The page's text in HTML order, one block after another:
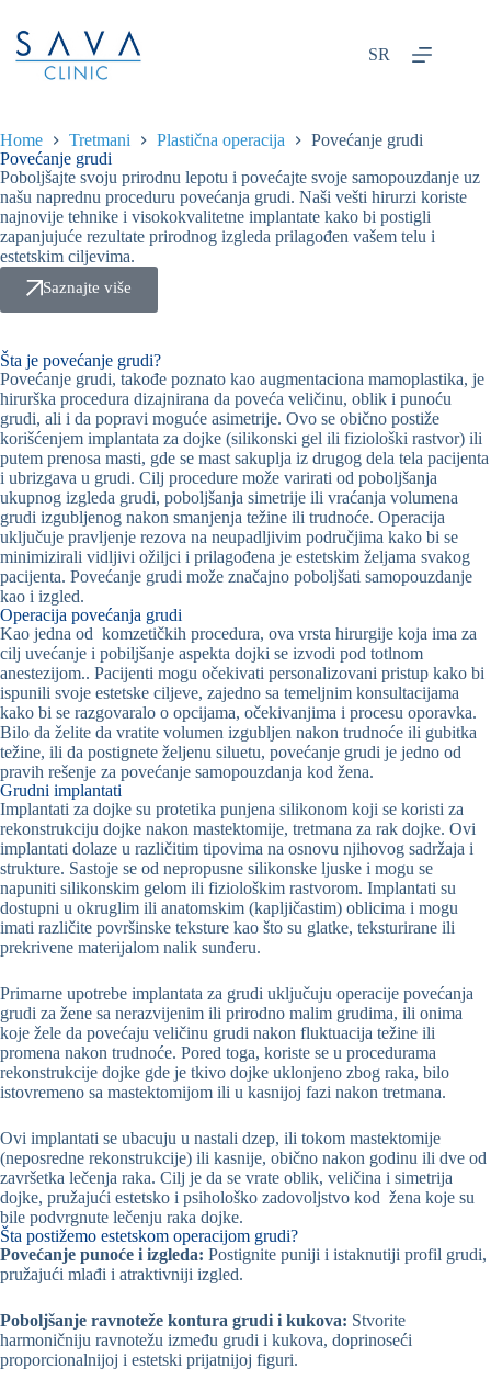
SR
Home Tretmani Plastična operacija
Povećanje grudi
Povećanje grudi
Poboljšajte svoju prirodnu lepotu i povećajte svoje samopouzdanje uz
našu naprednu proceduru povećanja grudi. Naši vešti hirurzi koriste
najnovije tehnike i visokokvalitetne implantate kako bi postigli
zapanjujuće rezultate prirodnog izgleda prilagođen vašem telu i
estetskim ciljevima.
Saznajte više
Šta je povećanje grudi?
Povećanje grudi, takođe poznato kao augmentaciona mamoplastika, je
hirurška procedura dizajnirana da poveća veličinu, oblik i punoću
grudi, ali i da popravi moguće asimetrije. Ovo se obično postiže
korišćenjem implantata za dojke (silikonski gel ili fiziološki rastvor) ili
putem prenosa masti, gde se mast sakuplja iz drugog dela tela pacijenta
i ubrizgava u grudi. Cilj procedure može varirati od poboljšanja
ukupnog izgleda grudi, poboljšanja simetrije ili vraćanja volumena
grudi izgubljenog nakon smanjenja težine ili trudnoće. Operacija
uključuje pravljenje rezova na neupadljivim područjima kako bi se
minimizirali vidljivi ožiljci i prilagođena je estetskim željama svakog
pacijenta. Povećanje grudi može značajno poboljšati samopouzdanje
kao i izgled.
Operacija povećanja grudi
Kao jedna od komzetičkih procedura, ova vrsta hirurgije koja ima za
cilj uvećanje i pobiljšanje aspekta dojki se izvodi pod totlnom
anestezijom.. Pacijenti mogu očekivati personalizovani pristup kako bi
ispunili svoje estetske ciljeve, zajedno sa temeljnim konsultacijama
kako bi se razgovaralo o opcijama, očekivanjima i procesu oporavka.
Bilo da želite da vratite volumen izgubljen nakon trudnoće ili gubitka
težine, ili da postignete željenu siluetu, povećanje grudi je jedno od
pravih rešenje za povećanje samopouzdanja kod žena.
Grudni implantati
Implantati za dojke su protetika punjena silikonom koji se koristi za
rekonstrukciju dojke nakon mastektomije, tretmana za rak dojke. Ovi
implantati dolaze u različitim tipovima na osnovu njihovog sadržaja i
strukture. Sastoje se od nepropusne silikonske ljuske i mogu se
napuniti silikonskim gelom ili fiziološkim rastvorom. Implantati su
dostupni u okruglim ili anatomskim (kapljičastim) oblicima i mogu
imati različite površinske teksture kao što su glatke, teksturirane ili
prekrivene materijalom nalik sunđeru.
Primarne upotrebe implantata za grudi uključuju operacije povećanja
grudi za žene sa nerazvijenim ili prirodno malim grudima, ili onima
koje žele da povećaju veličinu grudi nakon fluktuacija težine ili
promena nakon trudnoće. Pored toga, koriste se u procedurama
rekonstrukcije dojke gde je tkivo dojke uklonjeno zbog raka, bilo
istovremeno sa mastektomijom ili u kasnijoj fazi nakon tretmana.
Ovi implantati se ubacuju u nastali dzep, ili tokom mastektomije
(neposredne rekonstrukcije) ili kasnije, obično nakon godinu ili dve od
završetka lečenja raka. Cilj je da se vrate oblik, veličina i simetrija
dojke, pružajući estetsko i psihološko zadovoljstvo kod žena koje su
bile podvrgnute lečenju raka dojke.
Šta postižemo estetskom operacijom grudi?
Povećanje punoće i izgleda: Postignite puniji i istaknutiji profil grudi,
pružajući mlađi i atraktivniji izgled.
Poboljšanje ravnoteže kontura grudi i kukova: Stvorite
harmoničniju ravnotežu između grudi i kukova, doprinoseći
proporcionalnijoj i estetski prijatnijoj figuri.